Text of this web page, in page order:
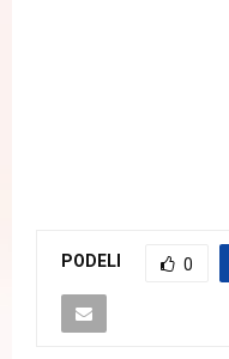
PODELI 0